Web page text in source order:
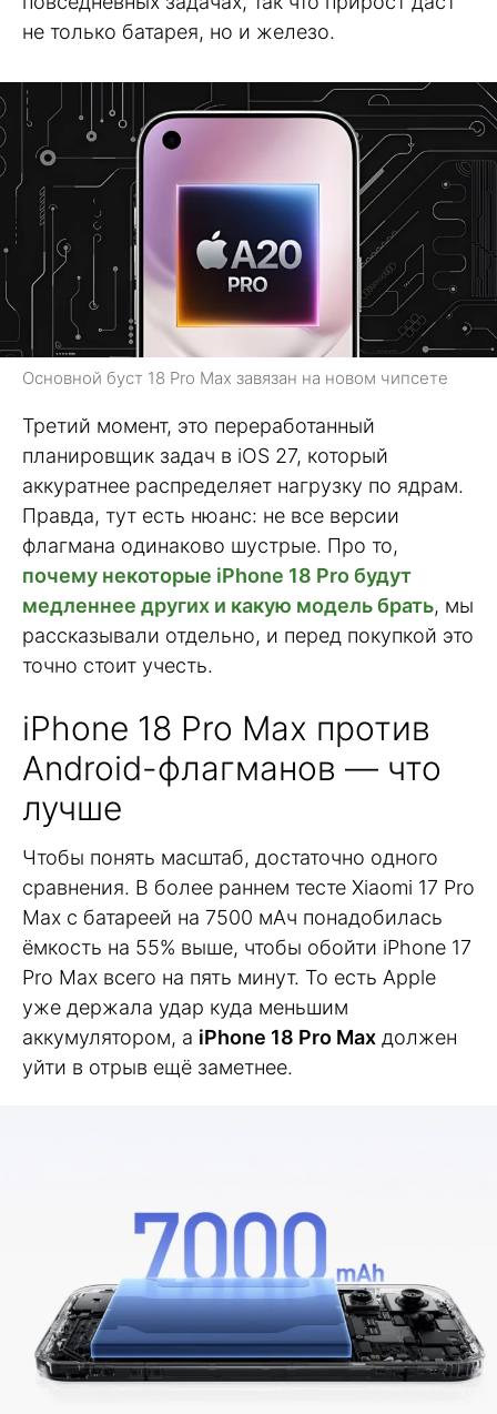
не только батарея, но и железо.
Основной буст 18 Pro Max завязан на новом чипсете
Третий момент, это переработанный
планировщик задач в iOS 27, который
аккуратнее распределяет нагрузку по ядрам.
Правда, тут есть нюанс: не все версии
флагмана одинаково шустрые. Про то,
почему некоторые iPhone 18 Pro будут
медленнее других и какую модель брать, мы
рассказывали отдельно, и перед покупкой это
точно стоит учесть.
iPhone 18 Pro Max против
Android-флагманов — что
лучше
Чтобы понять масштаб, достаточно одного
сравнения. В более раннем тесте Xiaomi 17 Pro
Max с батареей на 7500 мАч понадобилась
ёмкость на 55% выше, чтобы обойти iPhone 17
Pro Max всего на пять минут. То есть Apple
уже держала удар куда меньшим
аккумулятором, а iPhone 18 Pro Max должен
уйти в отрыв ещё заметнее.